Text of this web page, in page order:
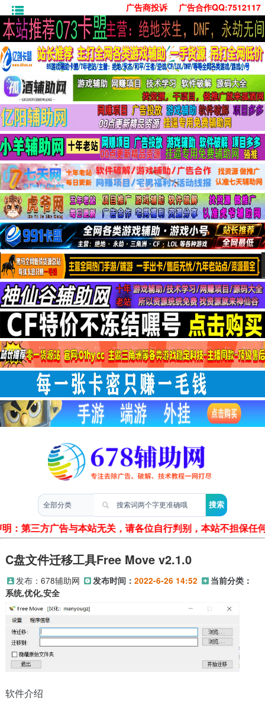
广告商投诉 广告合作QQ:7512117
首页
技术学习
安卓绿化
单机游戏
社交娱乐
系统工具
活动线报
常用办公
源码收集
值得一看
两性情感
：第三方广告与本站无关，请各位自行判别，本站不担保任
C盘文件迁移工具Free Move v2.1.0
发布： 678辅助网 发布时间： 2022-6-26 14:52
当前分类：
系统,优化,安全
软件介绍